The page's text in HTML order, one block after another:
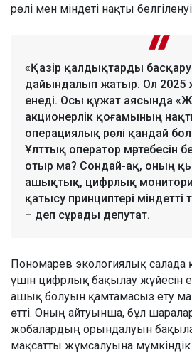
рөлі мен міндеті нақты белгіленуі
«Қазір қалдықтарды
дайындалып жатыр. Ол 2025
енеді. Осы құжат аясында
акционерлік қоғамының
операциялық рөлі қандай
Ұлттық оператор мәртебесін
отыр ма? Сондай-ақ, оның
ашықтық, цифрлық
қатысу принциптері міндетті
– деп сұрады депутат.
Пономарев экологиялық салада
үшін цифрлық бақылау жүйесін
ашық болуын қамтамасыз ету
өтті. Оның айтуынша, бұл
жобалардың орындалуын
мақсатты жұмсалуына мүмкіндік